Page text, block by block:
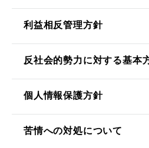
利益相反管理方針
反社会的勢力に対する基本
個人情報保護方針
苦情への対処について